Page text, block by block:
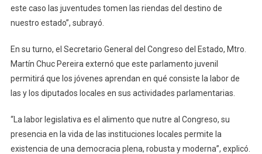
este caso las juventudes tomen las riendas del destino de
nuestro estado”, subrayó.
En su turno, el Secretario General del Congreso del Estado, Mtro.
Martín Chuc Pereira externó que este parlamento juvenil
permitirá que los jóvenes aprendan en qué consiste la labor de
las y los diputados locales en sus actividades parlamentarias.
“La labor legislativa es el alimento que nutre al Congreso, su
presencia en la vida de las instituciones locales permite la
existencia de una democracia plena, robusta y moderna”, explicó.